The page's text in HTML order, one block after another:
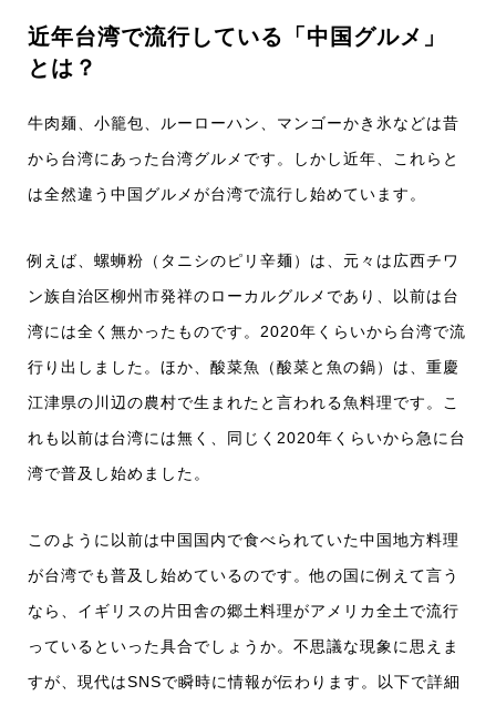
近年台湾で流行している「中国グルメ」
とは？
牛肉麺、小籠包、ルーローハン、マンゴーかき氷などは昔
から台湾にあった台湾グルメです。しかし近年、これらと
は全然違う中国グルメが台湾で流行し始めています。
例えば、螺蛳粉（タニシのピリ辛麺）は、元々は広西チワ
ン族自治区柳州市発祥のローカルグルメであり、以前は台
湾には全く無かったものです。2020年くらいから台湾で流
行り出しました。ほか、酸菜魚（酸菜と魚の鍋）は、重慶
江津県の川辺の農村で生まれたと言われる魚料理です。こ
れも以前は台湾には無く、同じく2020年くらいから急に台
湾で普及し始めました。
このように以前は中国国内で食べられていた中国地方料理
が台湾でも普及し始めているのです。他の国に例えて言う
なら、イギリスの片田舎の郷土料理がアメリカ全土で流行
っているといった具合でしょうか。不思議な現象に思えま
すが、現代はSNSで瞬時に情報が伝わります。以下で詳細